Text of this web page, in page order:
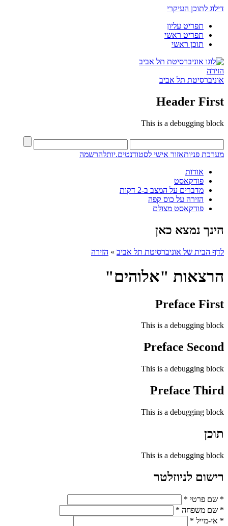
דילוג לתוכן העיקרי
תפריט עליון
תפריט ראשי
תוכן ראשי
הזירה
אוניברסיטת תל אביב
Header First
This is a debugging block
מערכת פניותאזור אישי לסטודנטים.יותלהרשמה
אודות
פודקאסט
מדברים על המצב ב-2 דקות
הזירה על כוס קפה
פודקאסט מצולם
הינך נמצא כאן
לדף הבית של אוניברסיטת תל אביב » הזירה
הרצאות "אלוהים"
Preface First
This is a debugging block
Preface Second
This is a debugging block
Preface Third
This is a debugging block
תוכן
This is a debugging block
רישום לניוזלטר
* שם פרטי *
* שם משפחה *
* אי-מייל *